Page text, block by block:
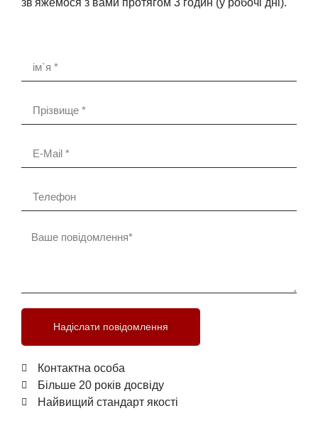
зв'яжемося з вами протягом 3 годин (у робочі дні).
Надіслати повідомлення
Контактна особа
Більше 20 років досвіду
Найвищий стандарт якості